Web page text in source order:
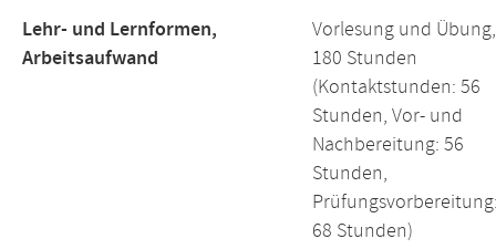
Lehr- und Lernformen,
Arbeitsaufwand
Vorlesung und Übung,
180 Stunden
(Kontaktstunden: 56
Stunden, Vor- und
Nachbereitung: 56
Stunden,
68 Stunden)